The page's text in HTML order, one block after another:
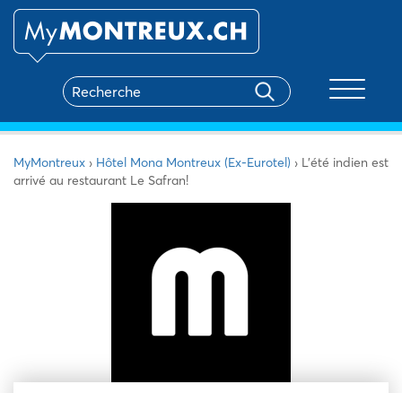
MyMontreux › Hôtel Mona Montreux (Ex-Eurotel) › L’été indien est
arrivé au restaurant Le Safran!